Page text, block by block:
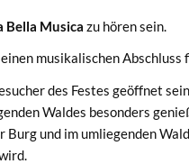
Bella Musica zu hören sein.
musikalischen Abschluss
des Festes geöffnet
Waldes besonders
und im umliegenden